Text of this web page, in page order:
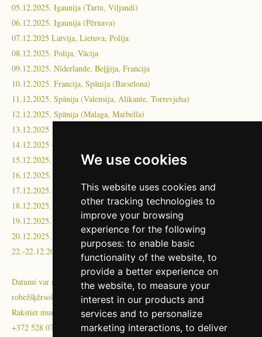
We use cookies
This website uses cookies and
other tracking technologies to
improve your browsing
experience for the following
purposes: to enable basic
functionality of the website, to
provide a better experience on
the website, to measure your
interest in our products and
services and to personalize
marketing interactions, to deliver
05.12.2025. Igaunija (Tartu, Viljandi)
06.12.2025. Igaunija (Pērnava)
07.12.2025 Latvija, Lietuva, Polija
08.12.2025. Polija, Vācija
09.12.2025. Nīderlande, Beļģija, Francija
10.12.2025. Francija, Spānija (Barselona)
11.12.2025. Spānija (Valensija, Alikante, Torrevjeha)
12.12.2025. Spānija (Malaga, Marbella)
13.12.2025 --
14.12.2025 --
15.12.2025. Spānija (Malaga, Marbella)
16.12.2025. Spānija (Madride, Iruna)
17.12.2025. Francija, Beļģija
18.12.2025. Nīderlande, Vācija
19.12.2025. Polija
20.12.2025. Lietuva, Latvija
22.-22.12.2025. Igaunija
Datumi var mainīties +/-3 dienas, atkarībā no iekraušanas,
robežšķērsošanas, satiksmes vai citiem nepārvaramas varas notikumiem!
Rakstiet mums transport@bambusa.ee vai FB messenger vai whatsapp
+372 528 0799